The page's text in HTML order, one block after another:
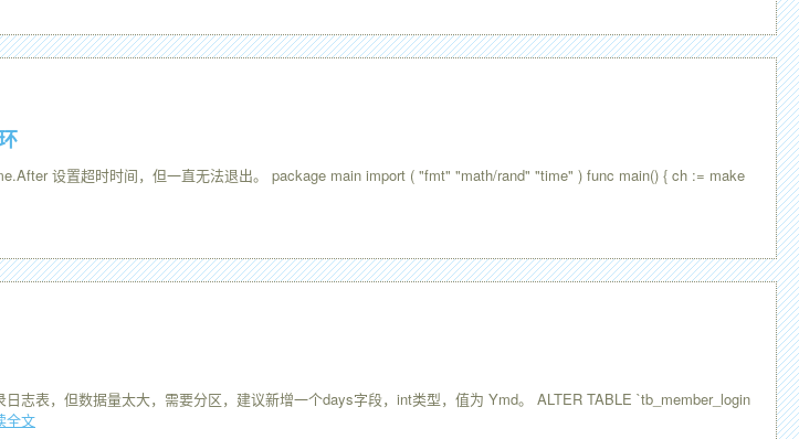
设置超时时间，但一直无法退出。 package main import ( "fmt" "math/rand" "time" ) func main() { ch := make
志表，但数据量太大，需要分区，建议新增一个days字段，int类型，值为 Ymd。 ALTER TABLE `tb_member_login
全文